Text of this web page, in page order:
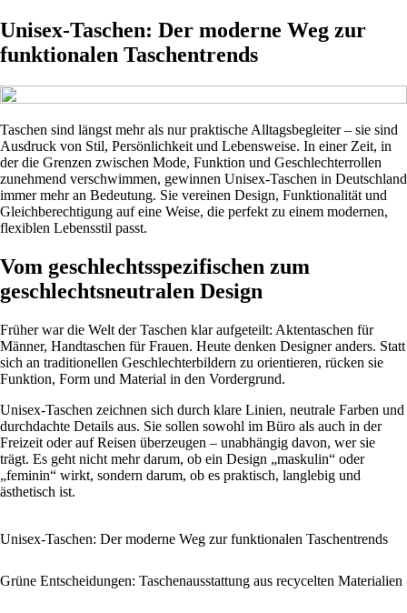
Unisex-Taschen: Der moderne Weg zur
funktionalen Taschentrends
Taschen sind längst mehr als nur praktische Alltagsbegleiter – sie sind
Ausdruck von Stil, Persönlichkeit und Lebensweise. In einer Zeit, in
der die Grenzen zwischen Mode, Funktion und Geschlechterrollen
zunehmend verschwimmen, gewinnen Unisex-Taschen in Deutschland
immer mehr an Bedeutung. Sie vereinen Design, Funktionalität und
Gleichberechtigung auf eine Weise, die perfekt zu einem modernen,
flexiblen Lebensstil passt.
Vom geschlechtsspezifischen zum
geschlechtsneutralen Design
Früher war die Welt der Taschen klar aufgeteilt: Aktentaschen für
Männer, Handtaschen für Frauen. Heute denken Designer anders. Statt
sich an traditionellen Geschlechterbildern zu orientieren, rücken sie
Funktion, Form und Material in den Vordergrund.
Unisex-Taschen zeichnen sich durch klare Linien, neutrale Farben und
durchdachte Details aus. Sie sollen sowohl im Büro als auch in der
Freizeit oder auf Reisen überzeugen – unabhängig davon, wer sie
trägt. Es geht nicht mehr darum, ob ein Design „maskulin“ oder
„feminin“ wirkt, sondern darum, ob es praktisch, langlebig und
ästhetisch ist.
Unisex-Taschen: Der moderne Weg zur funktionalen Taschentrends
Grüne Entscheidungen: Taschenausstattung aus recycelten Materialien